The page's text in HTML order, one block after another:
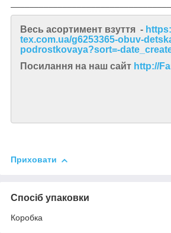
Весь асортимент взуття -
tex.com.ua/g6253365-obuv-
podrostkovaya?sort=-
Посилання на наш сайт http://
Приховати
Спосіб упаковки
Коробка